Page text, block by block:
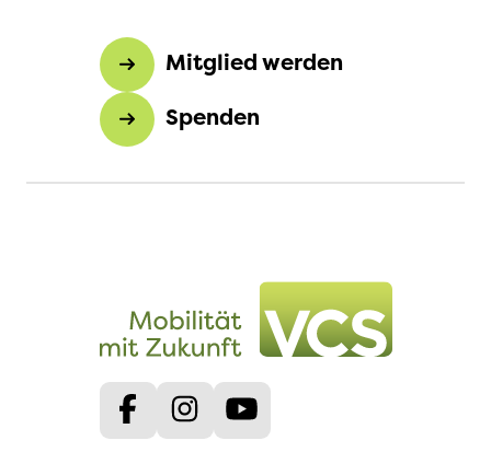
Mitglied werden
Spenden
FacebookInstagram